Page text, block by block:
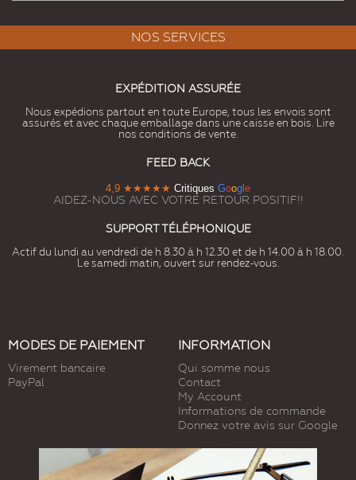
NOS SERVICES
EXPÉDITION ASSURÉE
Nous expédions partout en toute Europe, tous les envois sont
assurés et avec chaque emballage dans une caisse en bois. Lire
nos conditions de vente.
FEED BACK
4,9 ★★★★★ Critiques Goog e
AIDEZ-NOUS AVEC VOTRE RETOUR POSITIF!!
SUPPORT TÉLÉPHONIQUE
Actif du lundi au vendredi de h 8.30 à h 12.30 et de h 14.00 à h 18.00.
Le samedi matin, ouvert sur rendez-vous.
MODES DE PAIEMENT
Virement bancaire
PayPal
INFORMATION
Qui somme nous
Contact
My Account
Informations de commande
Donnez votre avis sur Google